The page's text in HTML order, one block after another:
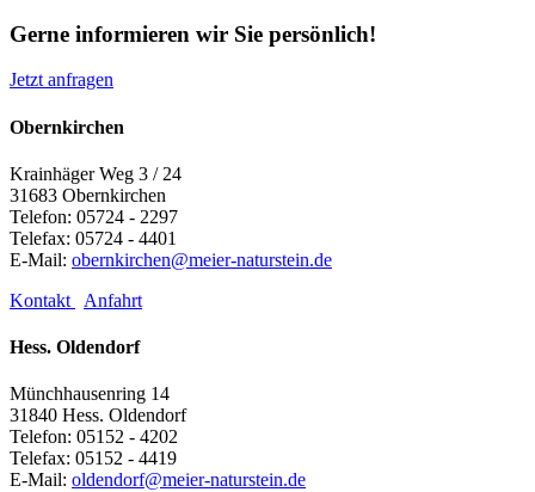
Gerne informieren wir Sie persönlich!
Jetzt anfragen
Obernkirchen
Krainhäger Weg 3 / 24
31683 Obernkirchen
Telefon: 05724 - 2297
Telefax: 05724 - 4401
E-Mail: obernkirchen@meier-naturstein.de
Kontakt
Anfahrt
Hess. Oldendorf
Münchhausenring 14
31840 Hess. Oldendorf
Telefon: 05152 - 4202
Telefax: 05152 - 4419
E-Mail: oldendorf@meier-naturstein.de